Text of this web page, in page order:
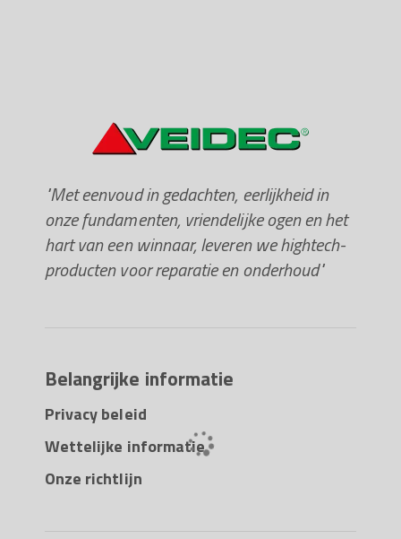
"Met eenvoud in gedachten, eerlijkheid in
onze fundamenten, vriendelijke ogen en het
hart van een winnaar, leveren we hightech-
producten voor reparatie en onderhoud"
Belangrijke informatie
Privacy beleid
Wettelijke informatie
Onze richtlijn